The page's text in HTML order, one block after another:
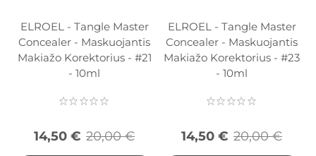
ELROEL - Tangle Master
Concealer - Maskuojantis
Makiažo Korektorius - #21
- 10ml
20,00 €
14,50 €
ELROEL - Tangle Master
Concealer - Maskuojantis
Makiažo Korektorius - #23
- 10ml
20,00 €
14,50 €